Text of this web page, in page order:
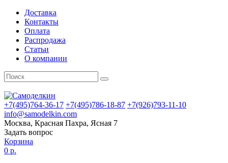
Доставка
Контакты
Оплата
Распродажа
Статьи
О компании
+7(495)764-36-17 +7(495)786-18-87 +7(926)793-11-10
info@samodelkin.com
Москва, Красная Пахра, Ясная 7
Задать вопрос
Корзина
0 р.